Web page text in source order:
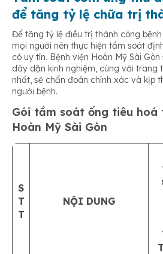
để tăng tỷ lệ chữa trị
Để tăng tỷ lệ điều trị thành công
mọi người nên thực hiện tầm soát
có uy tín. Bệnh viện Hoàn Mỹ Sài
dày dặn kinh nghiệm, cùng với trang
nhất, sẽ chẩn đoán chính xác và kịp
người bệnh.
Gói tầm soát ống tiêu hoá
Hoàn Mỹ Sài Gòn
S
T
T
NỘI DUNG